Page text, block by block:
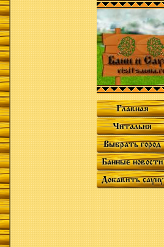
Главная
Читальня
Выбрать город
Банные новости
Добавить сауну